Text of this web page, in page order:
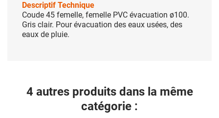
Descriptif Technique
Coude 45 femelle, femelle PVC évacuation ø100.
Gris clair. Pour évacuation des eaux usées, des
eaux de pluie.
4 autres produits dans la même
catégorie :